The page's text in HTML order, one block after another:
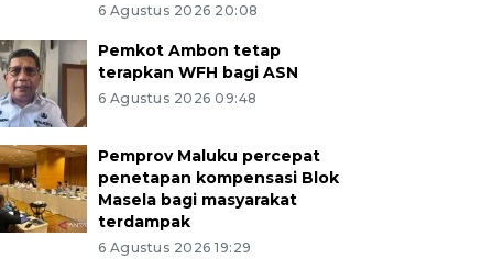
6 Agustus 2026 20:08
Pemkot Ambon tetap
terapkan WFH bagi ASN
6 Agustus 2026 09:48
Pemprov Maluku percepat
penetapan kompensasi Blok
Masela bagi masyarakat
terdampak
6 Agustus 2026 19:29